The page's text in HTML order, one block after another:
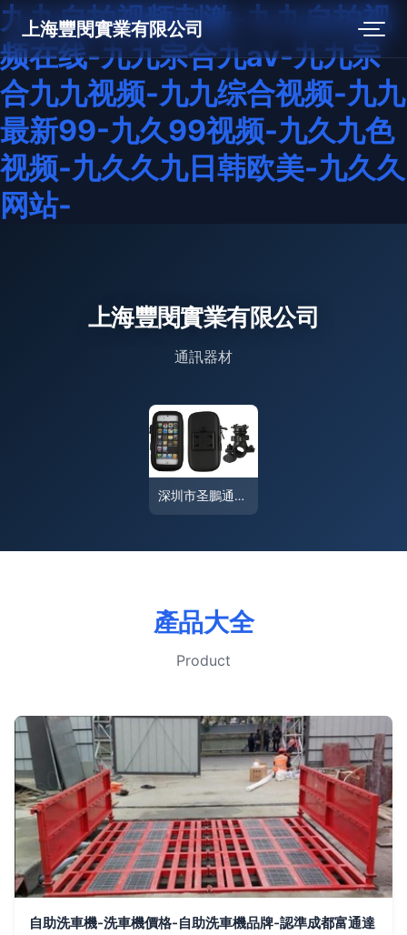
九九自拍视频刺激-九九自拍视
频在线-九九宗合九av-九九宗
合九九视频-九九综合视频-九九
最新99-九久99视频-九久九色
视频-九久久九日韩欧美-九久久
网站-
上海豐閔實業有限公司
上海豐閔實業有限公司
通訊器材
深圳市圣鵬通訊行 6.3寸自行車手機防水包支架，為三星N7100、I9200等大屏手機保駕護航
產品大全
Product
自助洗車機-洗車機價格-自助洗車機品牌-認準成都富通達